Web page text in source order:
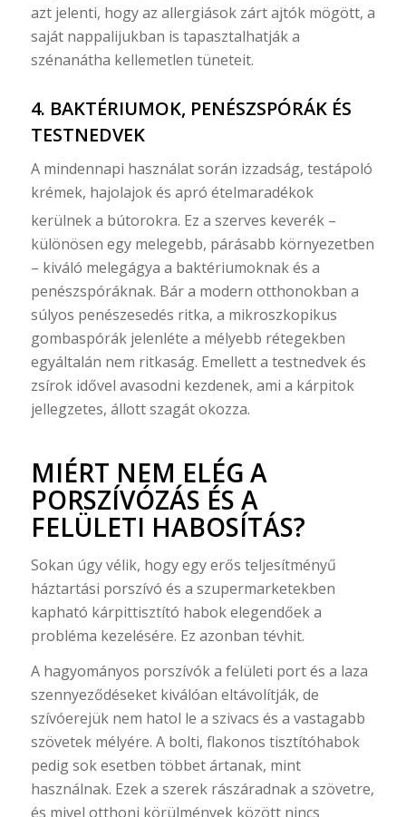
azt jelenti, hogy az allergiások zárt ajtók mögött, a
saját nappalijukban is tapasztalhatják a
szénanátha kellemetlen tüneteit.
4. BAKTÉRIUMOK, PENÉSZSPÓRÁK ÉS
TESTNEDVEK
A mindennapi használat során izzadság, testápoló
krémek, hajolajok és apró ételmaradékok
kerülnek a bútorokra. Ez a szerves keverék –
különösen egy melegebb, párásabb környezetben
– kiváló melegágya a baktériumoknak és a
penészspóráknak. Bár a modern otthonokban a
súlyos penészesedés ritka, a mikroszkopikus
gombaspórák jelenléte a mélyebb rétegekben
egyáltalán nem ritkaság. Emellett a testnedvek és
zsírok idővel avasodni kezdenek, ami a kárpitok
jellegzetes, állott szagát okozza.
MIÉRT NEM ELÉG A
PORSZÍVÓZÁS ÉS A
FELÜLETI HABOSÍTÁS?
Sokan úgy vélik, hogy egy erős teljesítményű
háztartási porszívó és a szupermarketekben
kapható kárpittisztító habok elegendőek a
probléma kezelésére. Ez azonban tévhit.
A hagyományos porszívók a felületi port és a laza
szennyeződéseket kiválóan eltávolítják, de
szívóerejük nem hatol le a szivacs és a vastagabb
szövetek mélyére. A bolti, flakonos tisztítóhabok
pedig sok esetben többet ártanak, mint
használnak. Ezek a szerek rászáradnak a szövetre,
és mivel otthoni körülmények között nincs